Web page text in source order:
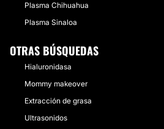
Plasma Chihuahua
Plasma Sinaloa
OTRAS BÚSQUEDAS
Hialuronidasa
Mommy makeover
Extracción de grasa
Ultrasonidos